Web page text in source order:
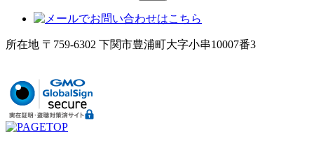
所在地 〒759-6302 下関市豊浦町大字小串10007番3